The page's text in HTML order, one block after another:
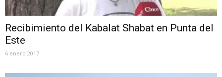
Recibimiento del Kabalat Shabat en Punta del
Este
6 enero 2017